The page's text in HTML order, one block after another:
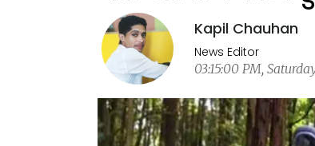
Kapil Chauhan
News Editor
03:15:00 PM,